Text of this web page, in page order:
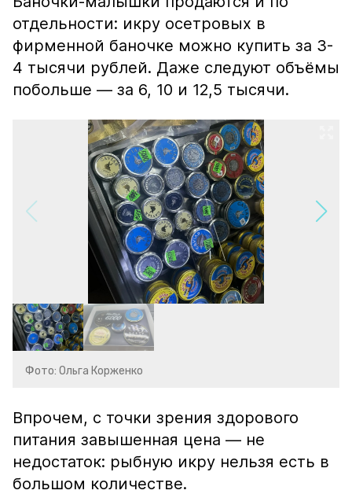
отдельности: икру осетровых в
фирменной баночке можно купить за 3-
4 тысячи рублей. Даже следуют объёмы
побольше — за 6, 10 и 12,5 тысячи.
Фото: Ольга Корженко
Впрочем, с точки зрения здорового
питания завышенная цена — не
недостаток: рыбную икру нельзя есть в
большом количестве.